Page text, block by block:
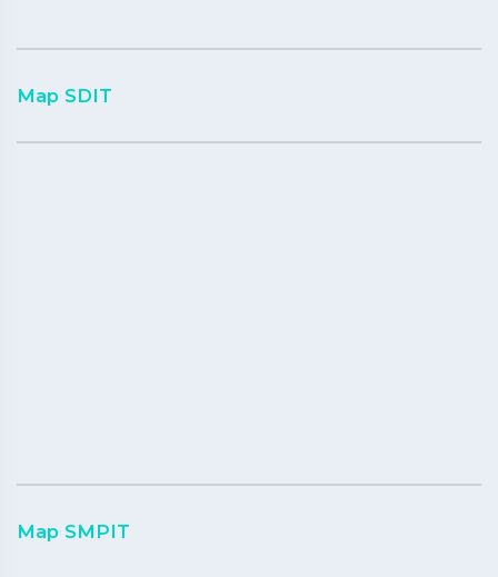
Map SDIT
Map SMPIT